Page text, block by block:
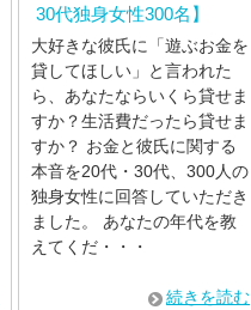
30代独身女性300名】
大好きな彼氏に「遊ぶお金を
貸してほしい」と言われた
ら、あなたならいくら貸せま
すか？生活費だったら貸せま
すか？ お金と彼氏に関する
本音を20代・30代、300人の
独身女性に回答していただき
ました。 あなたの年代を教
えてくだ・・・
続きを読む